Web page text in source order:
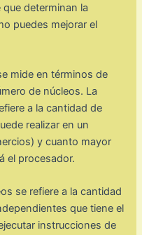
determinan la
puedes mejorar el
mide en términos de
de núcleos. La
a la cantidad de
realizar en un
y cuanto mayor
el procesador.
se refiere a la cantidad
que tiene el
instrucciones de